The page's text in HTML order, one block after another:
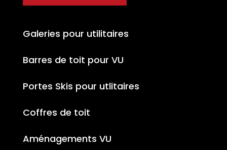
Galeries pour utilitaires
Barres de toit pour VU
Portes Skis pour utlitaires
Coffres de toit
Aménagements VU